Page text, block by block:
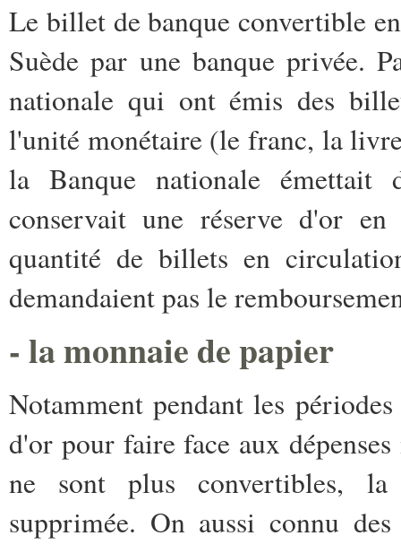
Le billet de banque convertible
Suède par une banque privée.
nationale qui ont émis des
l'unité monétaire (le franc, la
la Banque nationale émettait
conservait une réserve d'or
quantité de billets en
demandaient pas le
- la monnaie de papier
Notamment pendant les
d'or pour faire face aux
ne sont plus convertibles, la
supprimée. On aussi connu